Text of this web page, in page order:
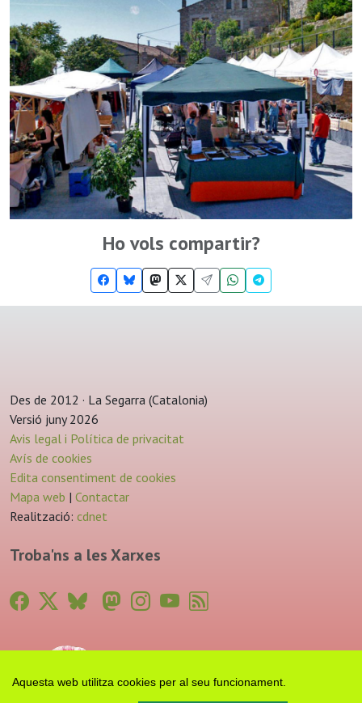
Aquesta web utilitza cookies per al seu funcionament.
Ho vols compartir?
Des de 2012 · La Segarra (Catalonia)
Versió juny 2026
Avis legal i Política de privacitat
Avís de cookies
Edita consentiment de cookies
Mapa web | Contactar
Realització: cdnet
Troba'ns a les Xarxes